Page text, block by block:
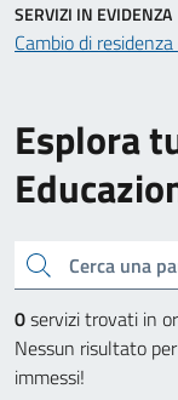
Esplora
Cerca una parola chiave
0servizi trovati in
Nessun risultato
immessi!
SERVIZI IN EVIDENZA
Cambio di